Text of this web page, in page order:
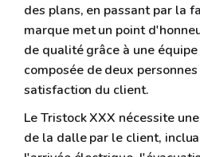
des plans, en passant par la
marque met un point
de qualité grâce à une
composée de deux
satisfaction du client.
Le Tristock XXX nécessite
de la dalle par le client,